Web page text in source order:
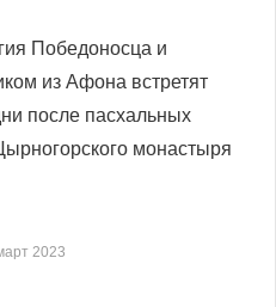
Победоносца и
из Афона встретят
после пасхальных
монастыря
2023